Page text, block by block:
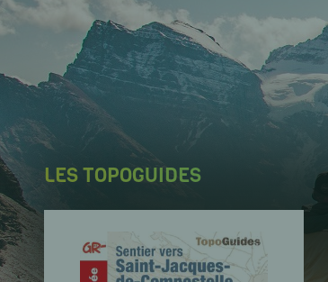
LES TOPOGUIDES